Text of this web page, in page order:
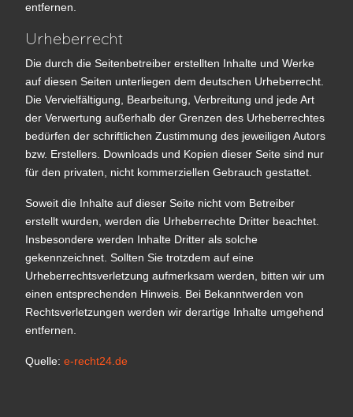
entfernen.
Urheberrecht
Die durch die Seitenbetreiber erstellten Inhalte und Werke
auf diesen Seiten unterliegen dem deutschen Urheberrecht.
Die Vervielfältigung, Bearbeitung, Verbreitung und jede Art
der Verwertung außerhalb der Grenzen des Urheberrechtes
bedürfen der schriftlichen Zustimmung des jeweiligen Autors
bzw. Erstellers. Downloads und Kopien dieser Seite sind nur
für den privaten, nicht kommerziellen Gebrauch gestattet.
Soweit die Inhalte auf dieser Seite nicht vom Betreiber
erstellt wurden, werden die Urheberrechte Dritter beachtet.
Insbesondere werden Inhalte Dritter als solche
gekennzeichnet. Sollten Sie trotzdem auf eine
Urheberrechtsverletzung aufmerksam werden, bitten wir um
einen entsprechenden Hinweis. Bei Bekanntwerden von
Rechtsverletzungen werden wir derartige Inhalte umgehend
entfernen.
Quelle: e-recht24.de